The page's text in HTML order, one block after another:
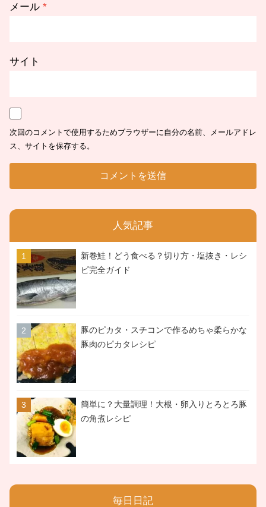
メール *
サイト
次回のコメントで使用するためブラウザーに自分の名前、メールアドレ
ス、サイトを保存する。
人気記事
新巻鮭！どう食べる？切り方・塩抜き・レシ
ピ完全ガイド
豚のピカタ・スチコンで作るめちゃ柔らかな
豚肉のピカタレシピ
簡単に？大量調理！大根・卵入りとろとろ豚
の角煮レシピ
毎日日記